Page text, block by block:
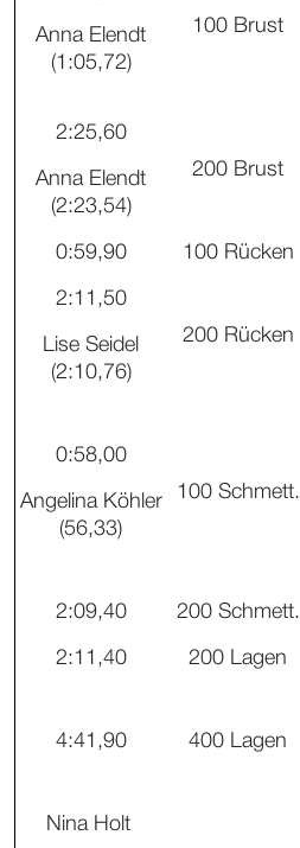
Anna Elendt
(1:05,72)
100 Brust
2:25,60
Anna Elendt
(2:23,54)
200 Brust
0:59,90 100 Rücken
2:11,50
Lise Seidel
(2:10,76)
200 Rücken
0:58,00
Angelina Köhler
(56,33)
100 Schmett.
2:09,40 200 Schmett.
2:11,40 200 Lagen
4:41,90 400 Lagen
Nina Holt